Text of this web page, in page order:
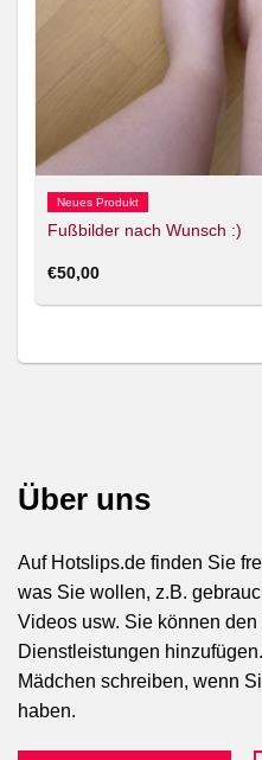
Neues Produkt
Fußbilder nach Wunsch :)
€50,00
Über uns
Auf Hotslips.de finden Sie
was Sie wollen, z.B.
Videos usw. Sie können
Dienstleistungen
Mädchen schreiben, wenn
haben.